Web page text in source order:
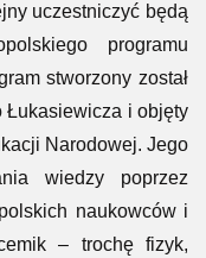
uczestniczyć będą
programu
stworzony został
Łukasiewicza i objęty
Narodowej. Jego
wiedzy poprzez
naukowców i
– trochę fizyk,